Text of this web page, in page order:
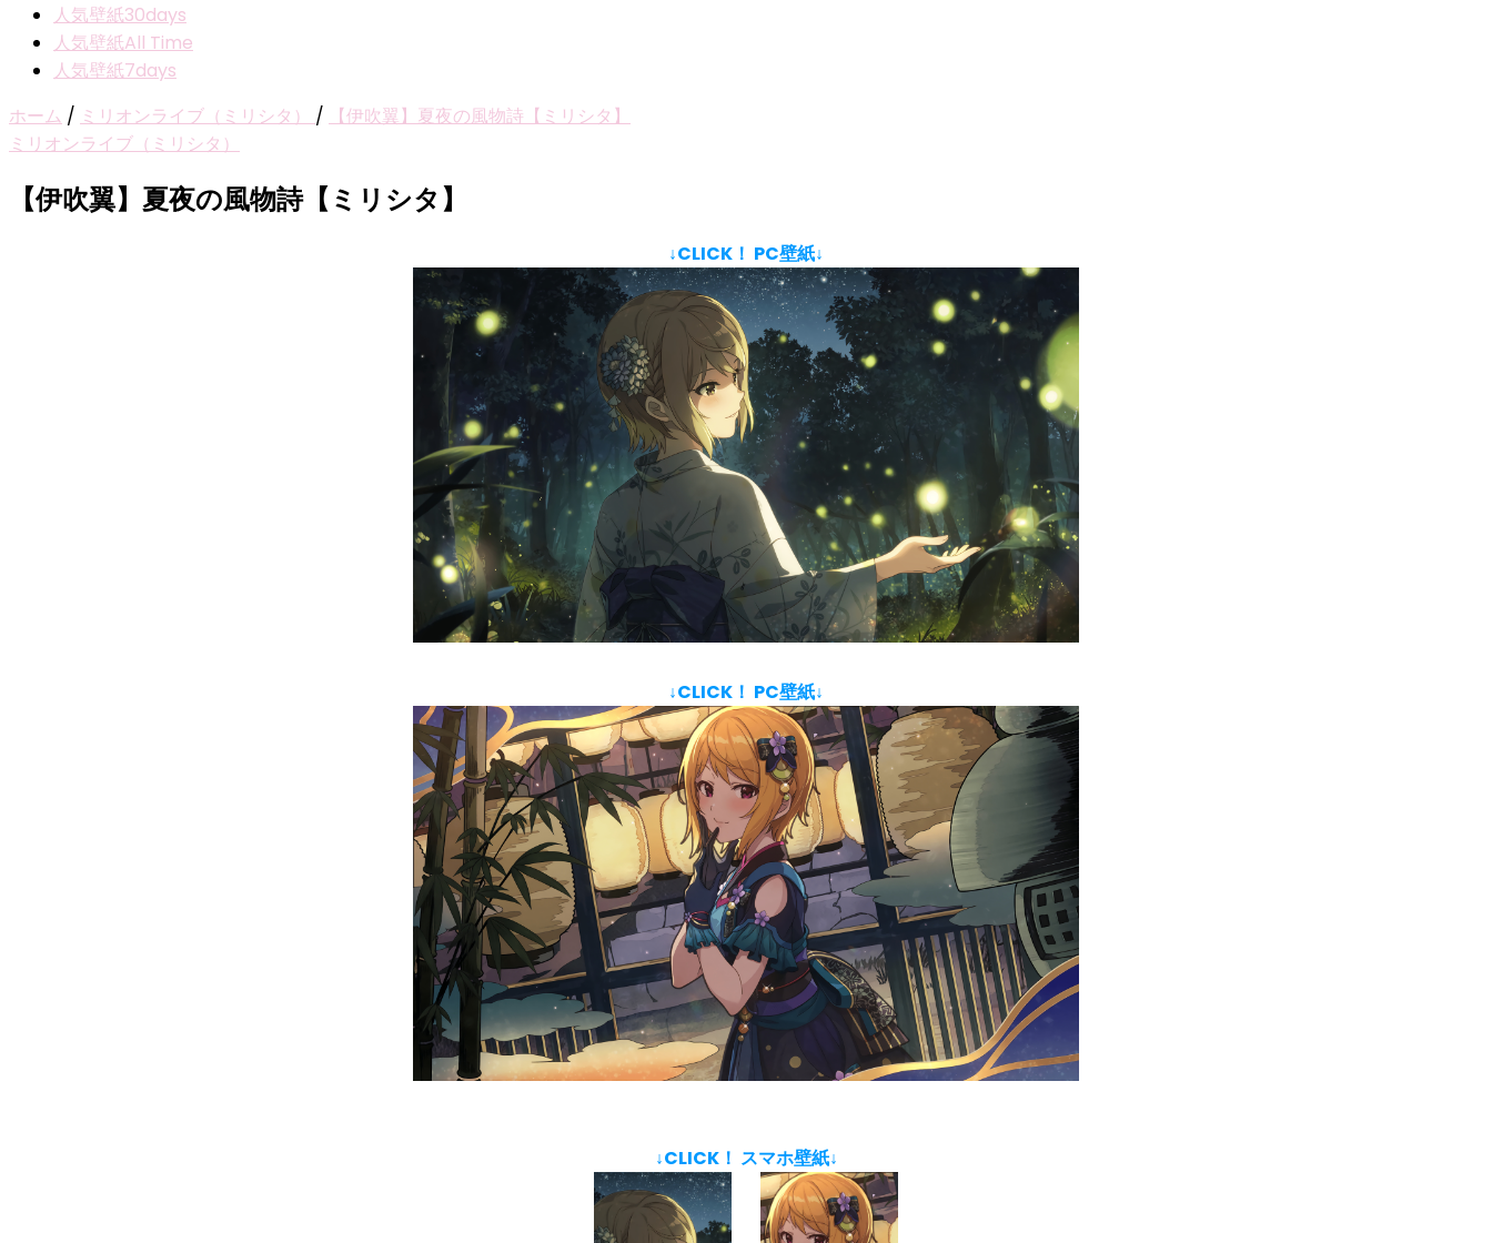
人気壁紙30days
人気壁紙All Time
人気壁紙7days
ホーム / ミリオンライブ（ミリシタ） /
【伊吹翼】夏夜の風物詩【ミリシタ】
ミリオンライブ（ミリシタ）
【伊吹翼】夏夜の風物詩【ミリシタ】
↓CLICK！ PC壁紙↓
↓CLICK！ PC壁紙↓
↓CLICK！ スマホ壁紙↓